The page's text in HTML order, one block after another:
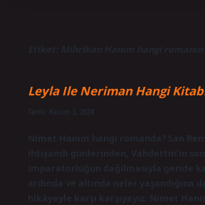
Etiket: Mihriban Hanım hangi romanın
Leyla Ile Neriman Hangi
Nimet Hanım hangi romanda? San
ihtişamlı günlerinden, Vahdettin’in
imparatorluğun dağılmasıyla geride
ardında ve altında neler yaşandığına
hikâyeyle karşı karşıyayız: Nimet